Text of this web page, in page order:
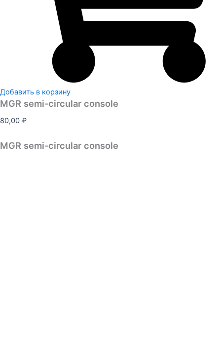
Добавить в корзину
MGR semi-circular console
80,00 ₽
MGR semi-circular console